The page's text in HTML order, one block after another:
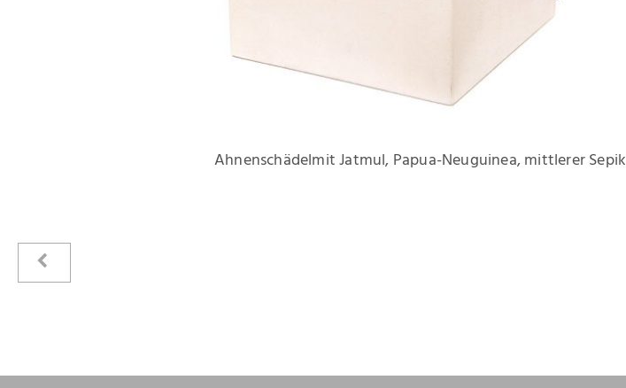
Ahnenschädelmit Jatmul, Papua-Neuguinea, mittlerer Sepik